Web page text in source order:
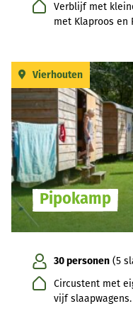
Verblijf met
met Klaproos en
Vierhouten
Pipokamp
30 personen (5
Circustent met
vijf slaapwagens.